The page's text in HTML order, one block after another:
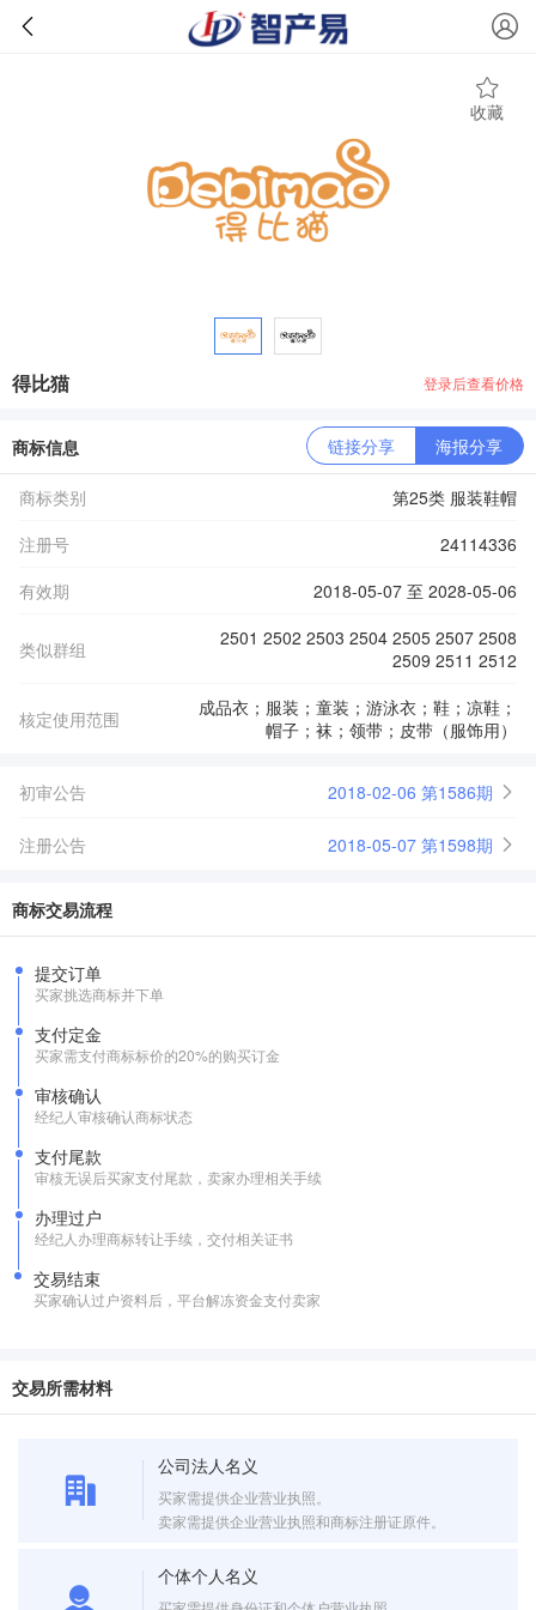
收藏
得比猫 登录后查看价格
商标信息 链接分享 海报分享
商标类别
第25类 服装鞋帽
注册号
24114336
有效期
2018-05-07 至 2028-05-06
类似群组
2501 2502 2503 2504 2505 2507 2508
2509 2511 2512
核定使用范围
成品衣；服装；童装；游泳衣；鞋；凉鞋；
帽子；袜；领带；皮带（服饰用）
初审公告 2018-02-06 第1586期
注册公告 2018-05-07 第1598期
商标交易流程
提交订单
买家挑选商标并下单
支付定金
买家需支付商标标价的20%的购买订金
审核确认
经纪人审核确认商标状态
支付尾款
审核无误后买家支付尾款，卖家办理相关手续
办理过户
经纪人办理商标转让手续，交付相关证书
交易结束
买家确认过户资料后，平台解冻资金支付卖家
交易所需材料
公司法人名义
买家需提供企业营业执照。
卖家需提供企业营业执照和商标注册证原件。
个体个人名义